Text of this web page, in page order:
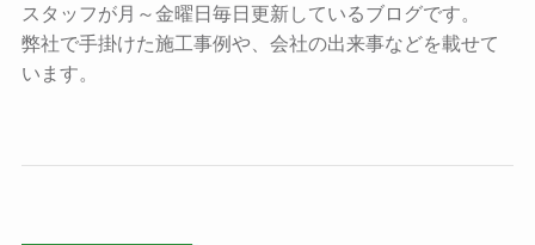
スタッフが月～金曜日毎日更新しているブログです。
弊社で手掛けた施工事例や、会社の出来事などを載せて
います。